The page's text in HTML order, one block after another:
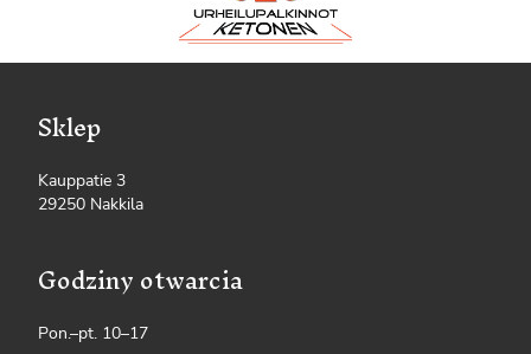
Sklep
Kauppatie 3
29250 Nakkila
Godziny otwarcia
Pon.–pt. 10–17